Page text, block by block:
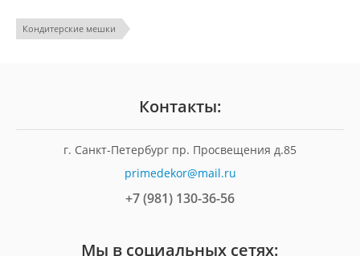
Кондитерские мешки
Контакты:
г. Санкт-Петербург пр. Просвещения д.85
primedekor@mail.ru
+7 (981) 130-36-56
Мы в социальных сетях: